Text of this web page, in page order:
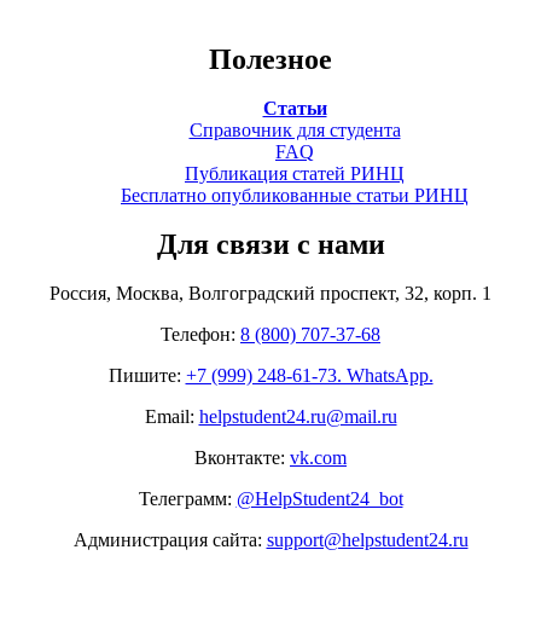
Полезное
Статьи
Справочник для студента
FAQ
Публикация статей РИНЦ
Бесплатно опубликованные статьи РИНЦ
Для связи с нами
Россия, Москва, Волгоградский проспект, 32, корп. 1
Телефон: 8 (800) 707-37-68
Пишите: +7 (999) 248-61-73. WhatsApp.
Email: helpstudent24.ru@mail.ru
Вконтакте: vk.com
Телеграмм: @HelpStudent24_bot
Администрация сайта: support@helpstudent24.ru